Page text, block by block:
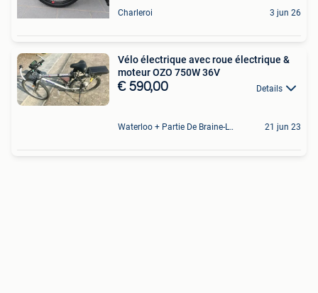
Charleroi 3 jun 26
Vélo électrique avec roue électrique &
moteur OZO 750W 36V
€ 590,00 Details
Waterloo + Partie De Braine-L'Alleud, De Ohain 21 jun 23